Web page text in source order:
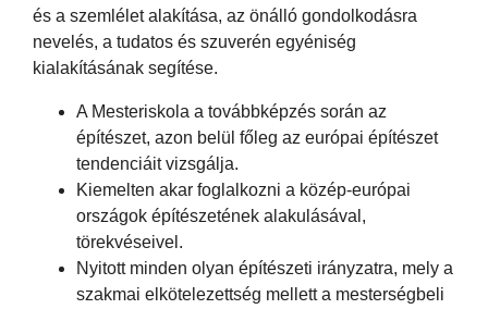
és a szemlélet alakítása, az önálló gondolkodásra
nevelés, a tudatos és szuverén egyéniség
kialakításának segítése.
A Mesteriskola a továbbképzés során az
építészet, azon belül főleg az európai építészet
tendenciáit vizsgálja.
Kiemelten akar foglalkozni a közép-európai
országok építészetének alakulásával,
törekvéseivel.
Nyitott minden olyan építészeti irányzatra, mely a
szakmai elkötelezettség mellett a mesterségbeli